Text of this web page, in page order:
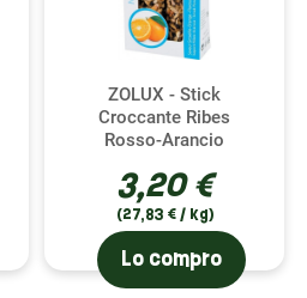
ZOLUX - Stick
Croccante Ribes
Rosso-Arancio
3,20 €
(27,83 € / kg)
Lo compro